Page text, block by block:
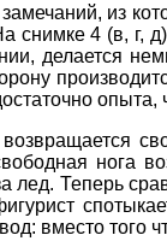
из
4 (в, г,
делается
нога
лед. Теперь
вместо того